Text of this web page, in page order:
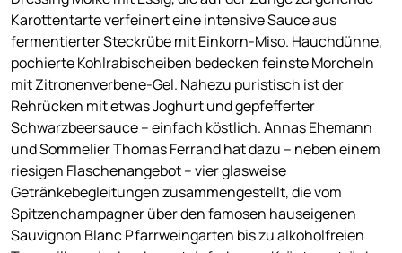
Karottentarte verfeinert eine intensive Sauce aus
fermentierter Steckrübe mit Einkorn-Miso. Hauchdünne,
pochierte Kohlrabischeiben bedecken feinste Morcheln
mit Zitronenverbene-Gel. Nahezu puristisch ist der
Rehrücken mit etwas Joghurt und gepfefferter
Schwarzbeersauce – einfach köstlich. Annas Ehemann
und Sommelier Thomas Ferrand hat dazu – neben einem
riesigen Flaschenangebot – vier glasweise
Getränkebegleitungen zusammengestellt, die vom
Spitzenchampagner über den famosen hauseigenen
Sauvignon Blanc Pfarrweingarten bis zu alkoholfreien